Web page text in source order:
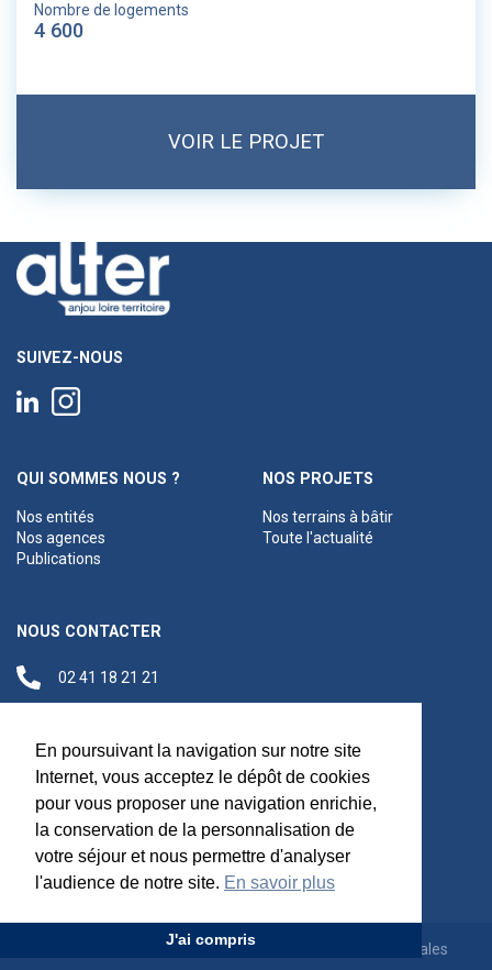
En poursuivant la navigation sur notre site
Internet, vous acceptez le dépôt de cookies
pour vous proposer une navigation enrichie,
la conservation de la personnalisation de
votre séjour et nous permettre d'analyser
l'audience de notre site. En savoir plus
J'ai compris
Nombre de logements
4 600
VOIR LE PROJET
SUIVEZ-NOUS
QUI SOMMES NOUS ?
Nos entités
Nos agences
Publications
NOS PROJETS
Nos terrains à bâtir
Toute l'actualité
NOUS CONTACTER
02 41 18 21 21
Siège social
Maréchal Foch,
49100 Angers
Rejoignez-nous Mentions légales